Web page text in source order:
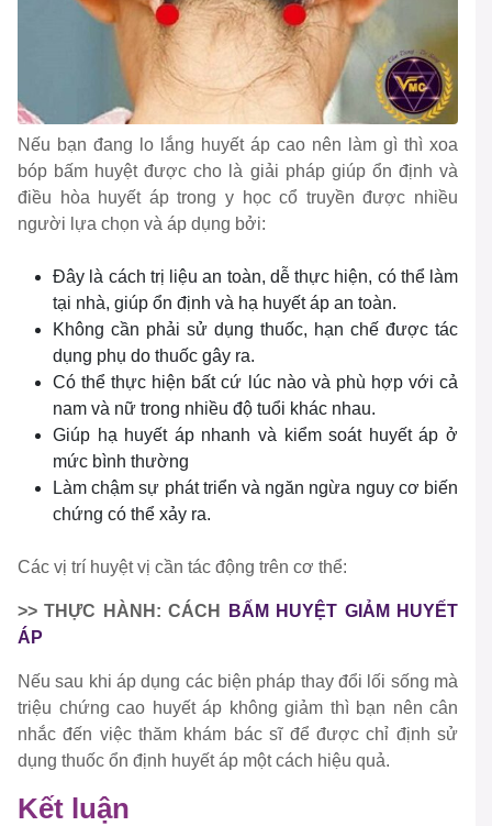
Nếu bạn đang lo lắng huyết áp cao nên làm gì thì xoa
bóp bấm huyệt được cho là giải pháp giúp ổn định và
điều hòa huyết áp trong y học cổ truyền được nhiều
người lựa chọn và áp dụng bởi:
Đây là cách trị liệu an toàn, dễ thực hiện, có thể làm
tại nhà, giúp ổn định và hạ huyết áp an toàn.
Không cần phải sử dụng thuốc, hạn chế được tác
dụng phụ do thuốc gây ra.
Có thể thực hiện bất cứ lúc nào và phù hợp với cả
nam và nữ trong nhiều độ tuổi khác nhau.
Giúp hạ huyết áp nhanh và kiểm soát huyết áp ở
mức bình thường
Làm chậm sự phát triển và ngăn ngừa nguy cơ biến
chứng có thể xảy ra.
Các vị trí huyệt vị cần tác động trên cơ thể:
>> THỰC HÀNH: CÁCH
BẤM HUYỆT GIẢM HUYẾT
ÁP
Nếu sau khi áp dụng các biện pháp thay đổi lối sống mà
triệu chứng cao huyết áp không giảm thì bạn nên cân
nhắc đến việc thăm khám bác sĩ để được chỉ định sử
dụng thuốc ổn định huyết áp một cách hiệu quả.
Kết luận